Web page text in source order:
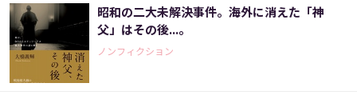
昭和の二大未解決事件。海外に消えた「神
父」はその後...。
ノンフィクション